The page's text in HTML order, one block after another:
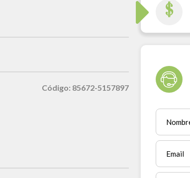
Código: 85672-5157897
$